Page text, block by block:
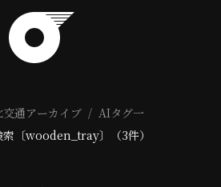
交通アーカイブ
AIタグ一
〔wooden_tray〕（3件）